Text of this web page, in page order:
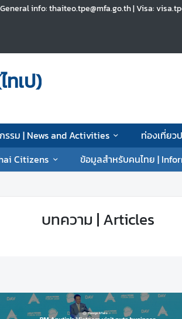
General info: thaiteo.tpe@mfa.go.th | Visa:
ทเป)
รรม | News and Activities ท่องเที่ยว
Citizens ข้อมูลสำหรับคนไทย |
บทความ | Articles